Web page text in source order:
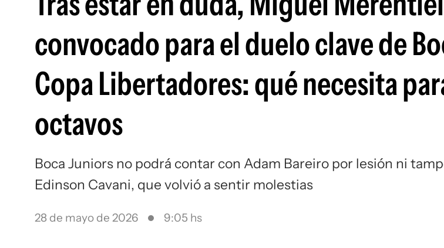
convocado para el duelo clave de
Copa Libertadores: qué necesita
octavos
Boca Juniors no podrá contar con Adam Bareiro por lesión ni
Edinson Cavani, que volvió a sentir molestias
28 de mayo de 2026 9:05 hs